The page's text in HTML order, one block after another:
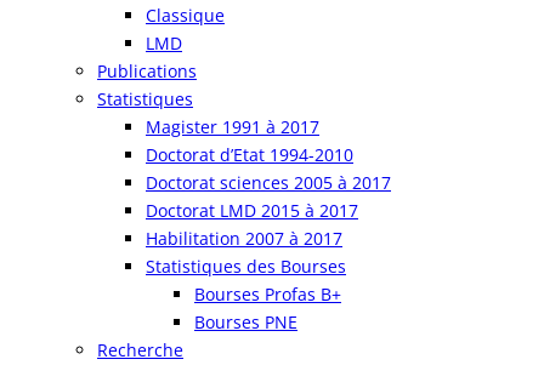
Classique
LMD
Publications
Statistiques
Magister 1991 à 2017
Doctorat d’Etat 1994-2010
Doctorat sciences 2005 à 2017
Doctorat LMD 2015 à 2017
Habilitation 2007 à 2017
Statistiques des Bourses
Bourses Profas B+
Bourses PNE
Recherche